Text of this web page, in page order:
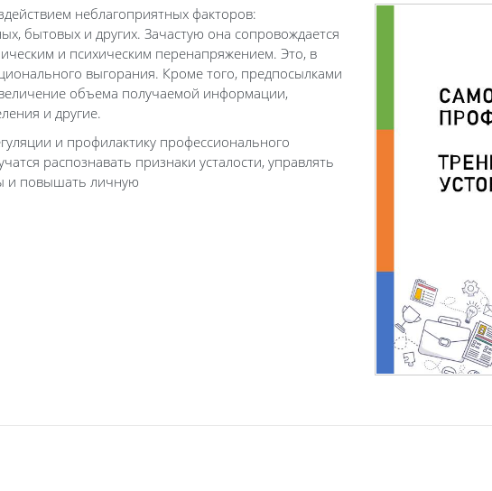
неблагоприятных факторов:
бытовых и других. Зачастую она сопровождается
и психическим перенапряжением. Это, в
выгорания. Кроме того, предпосылками
объема получаемой информации,
и другие.
и профилактику профессионального
распознавать признаки усталости, управлять
и повышать личную